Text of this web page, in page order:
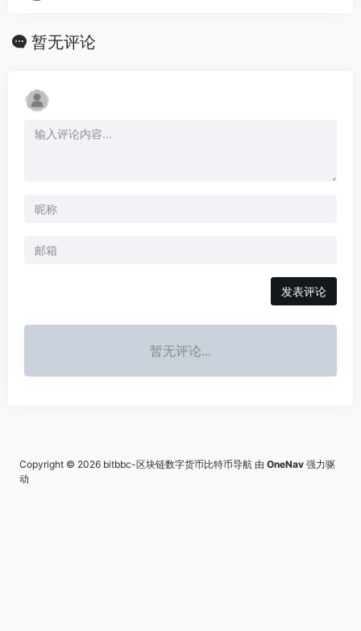
暂无评论
发表评论
暂无评论...
Copyright © 2026 bitbbc-区块链数字货币比特币导航 由 OneNav 强力驱
动